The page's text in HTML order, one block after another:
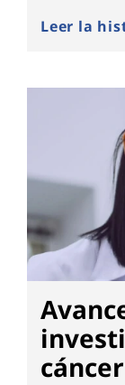
Leer la
cáncer